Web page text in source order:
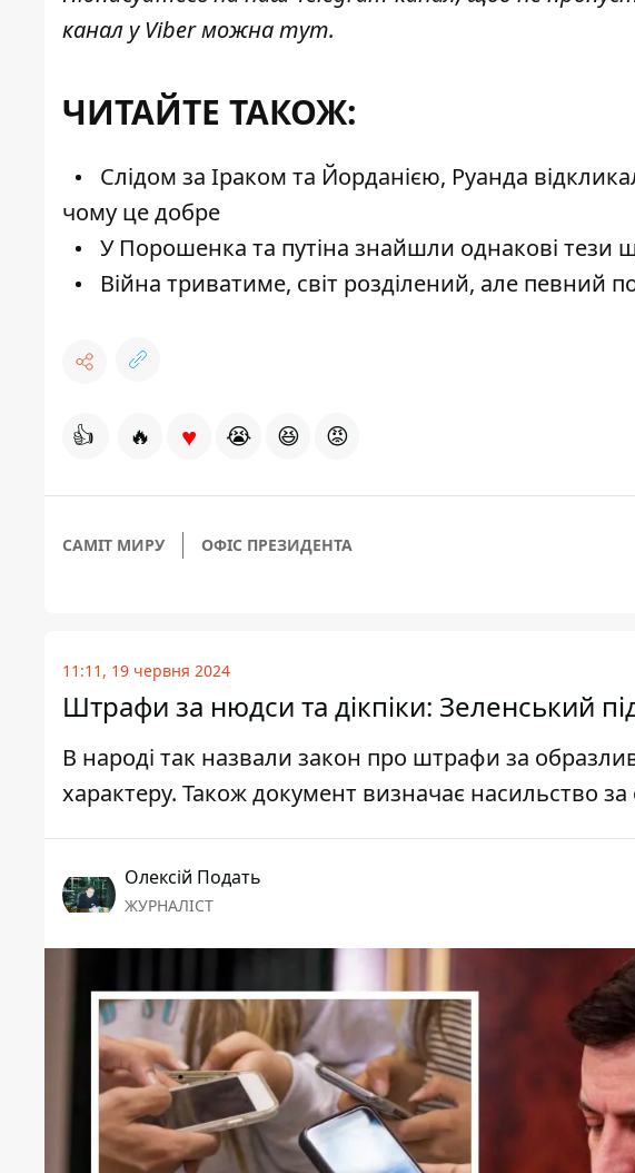
канал у Viber можнатут.
ЧИТАЙТЕ ТАКОЖ:
Слідом за Іраком та Йорданією, Руанда
чому це добре
У Порошенка та путіна знайшли однакові тези
Війна триватиме, світ розділений, але певний
👍 🔥 ♥ 😭 😆 😡
САМІТ МИРУ ОФІС ПРЕЗИДЕНТА
11:11, 19 червня 2024
Штрафи за нюдси та дікпіки: Зеленський
В народі так назвали закон про штрафи за
характеру. Також документ визначає насильство за
Олексій Подать
ЖУРНАЛІСТ